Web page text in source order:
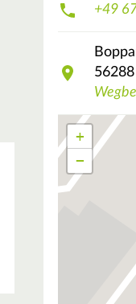
+49
56288
+
−